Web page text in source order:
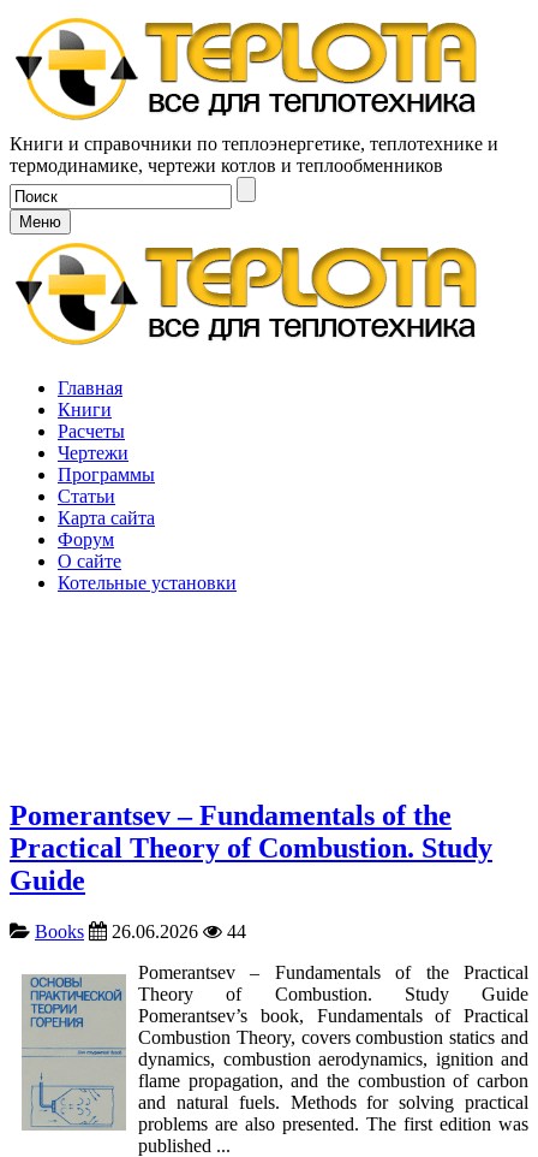
Книги и справочники по теплоэнергетике, теплотехнике и
термодинамике, чертежи котлов и теплообменников
Меню
Главная
Книги
Расчеты
Чертежи
Программы
Статьи
Карта сайта
Форум
О сайте
Котельные установки
Pomerantsev – Fundamentals of the
Practical Theory of Combustion. Study
Guide
Books 26.06.2026
44
Pomerantsev – Fundamentals of the Practical
Theory of Combustion. Study Guide
Pomerantsev’s book, Fundamentals of Practical
Combustion Theory, covers combustion statics and
dynamics, combustion aerodynamics, ignition and
flame propagation, and the combustion of carbon
and natural fuels. Methods for solving practical
problems are also presented. The first edition was
published ...